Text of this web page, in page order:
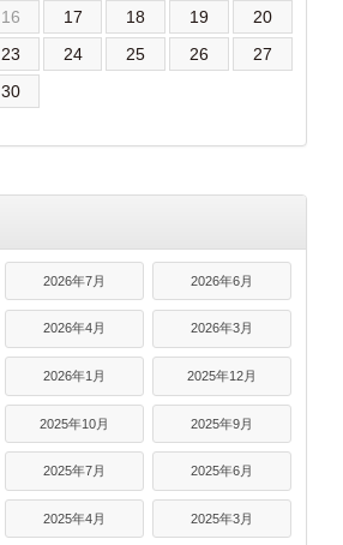
16 17 18 19
20
23 24 25 26
27
30
2026年7月 2026年6月
2026年4月 2026年3月
2026年1月 2025年12月
2025年10月 2025年9月
2025年7月 2025年6月
2025年4月 2025年3月